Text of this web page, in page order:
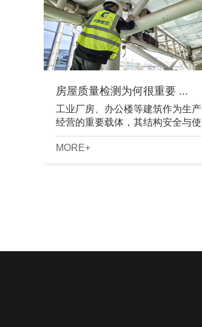
房屋质量检测为何很重要 ...
工业厂房、办公楼等建筑作为生产
经营的重要载体，其结构安全与使
用性能直接影响企业运营效率及人
员安全。依据国家相关规范，此类
MORE+